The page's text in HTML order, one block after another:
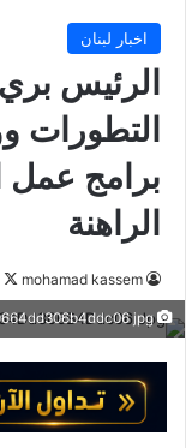
اخبار لبنان
الرئيس
التطورات
برامج عمل
الراهنة
mohamad kassem
manar 0664dd306b4ddc06 jpg